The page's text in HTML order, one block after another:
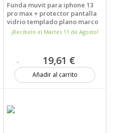
Funda muvit para iphone 13
pro max + protector pantalla
vidrio templado plano marco
negro
¡Recíbelo el Martes 11 de Agosto!
19,61 €
Añadir al carrito